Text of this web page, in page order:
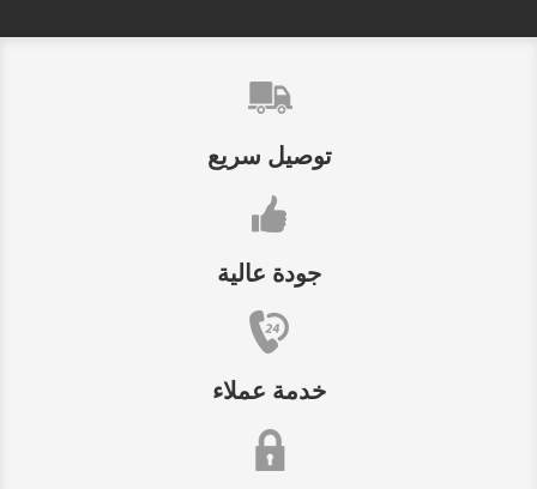
توصيل سريع
جودة عالية
خدمة عملاء